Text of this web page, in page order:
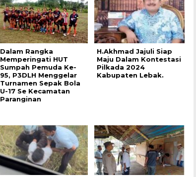
Dalam Rangka
Memperingati HUT
Sumpah Pemuda Ke-
95, P3DLH Menggelar
Turnamen Sepak Bola
U-17 Se Kecamatan
Paranginan
H.Akhmad Jajuli Siap
Maju Dalam Kontestasi
Pilkada 2024
Kabupaten Lebak.